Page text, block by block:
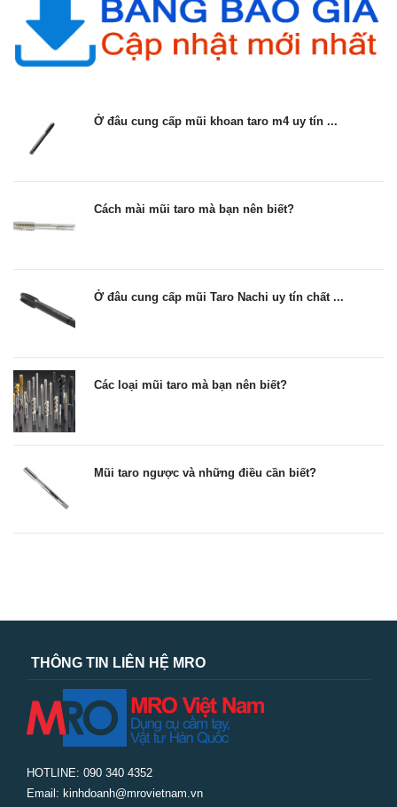
Ở đâu cung cấp mũi khoan taro m4 uy tín ...
Cách mài mũi taro mà bạn nên biết?
Ở đâu cung cấp mũi Taro Nachi uy tín chất ...
Các loại mũi taro mà bạn nên biết?
Mũi taro ngược và những điều cần biết?
THÔNG TIN LIÊN HỆ MRO
HOTLINE: 090 340 4352
Email: kinhdoanh@mrovietnam.vn